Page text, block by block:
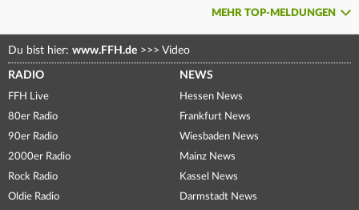
MEHR TOP-MELDUNGEN
Du bist hier: www.FFH.de >>> Video
RADIO
FFH Live
80er Radio
90er Radio
2000er Radio
Rock Radio
Oldie Radio
NEWS
Hessen News
Frankfurt News
Wiesbaden News
Mainz News
Kassel News
Darmstadt News